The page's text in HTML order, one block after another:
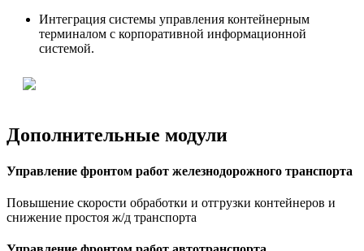
Интеграция системы управления контейнерным
терминалом с корпоративной информационной
системой.
Дополнительные модули
Управление фронтом работ железнодорожного транспорта
Повышение скорости обработки и отгрузки контейнеров и
снижение простоя ж/д транспорта